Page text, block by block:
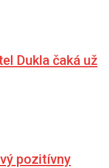
Dukla čaká už
pozitívny